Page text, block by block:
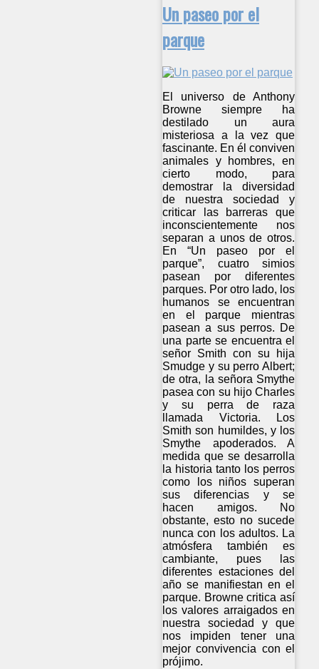
Un paseo por el
parque
El universo de Anthony
Browne siempre ha
destilado un aura
misteriosa a la vez que
fascinante. En él conviven
animales y hombres, en
cierto modo, para
demostrar la diversidad
de nuestra sociedad y
criticar las barreras que
inconscientemente nos
separan a unos de otros.
En “Un paseo por el
parque”, cuatro simios
pasean por diferentes
parques. Por otro lado, los
humanos se encuentran
en el parque mientras
pasean a sus perros. De
una parte se encuentra el
señor Smith con su hija
Smudge y su perro Albert;
de otra, la señora Smythe
pasea con su hijo Charles
y su perra de raza
llamada Victoria. Los
Smith son humildes, y los
Smythe apoderados. A
medida que se desarrolla
la historia tanto los perros
como los niños superan
sus diferencias y se
hacen amigos. No
obstante, esto no sucede
nunca con los adultos. La
atmósfera también es
cambiante, pues las
diferentes estaciones del
año se manifiestan en el
parque. Browne critica así
los valores arraigados en
nuestra sociedad y que
nos impiden tener una
mejor convivencia con el
prójimo.